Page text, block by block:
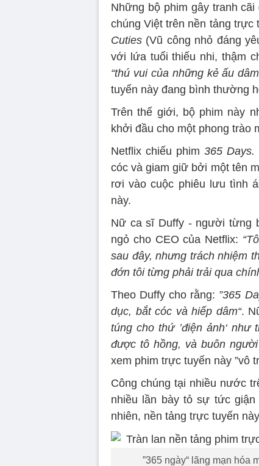
Những bộ phim gây tranh
chúng Việt trên nền tảng trực
Cuties (Vũ công nhỏ đáng
với lứa tuổi thiếu nhi, thậm
“thú vui của những kẻ ấu
tuyến này đang bình thường
Trên thế giới, bộ phim này
khởi đầu cho một phong trào
Netflix chiếu phim 365 Days.
cóc và giam giữ bởi một tên
rơi vào cuộc phiêu lưu tình
này.
Nữ ca sĩ Duffy - người từng
ngỏ cho CEO của Netflix:
sau đây, nhưng trách nhiệm
đớn tôi từng phải trải qua
Theo Duffy cho rằng: ”365
dục, bắt cóc và hiếp dâm“.
túng cho thứ ’điện ảnh‘
được tô hồng, và buôn
xem phim trực tuyến này ”vô
Công chúng tại nhiều nước
nhiều lần bày tỏ sự tức
nhiên, nền tảng trực tuyến
”365 ngày“ lãng mạn hóa